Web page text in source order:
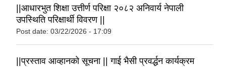
||आधारभुत शिक्षा उत्तीर्ण परिक्षा २०८२ अनिवार्य नेपाली
उपस्थिति परिक्षार्थी विवरण ||
Post date: 03/22/2026 - 17:09
||प्रस्ताव आव्हानको सूचना || गाई भैसी प्रवर्द्धन कार्यक्रम